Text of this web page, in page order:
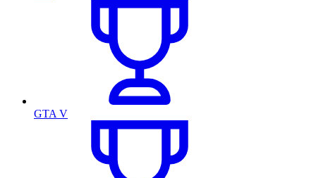
GTA V